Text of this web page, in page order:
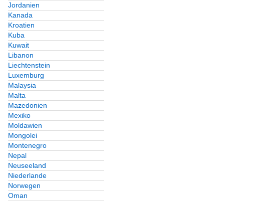
Jordanien
Kanada
Kroatien
Kuba
Kuwait
Libanon
Liechtenstein
Luxemburg
Malaysia
Malta
Mazedonien
Mexiko
Moldawien
Mongolei
Montenegro
Nepal
Neuseeland
Niederlande
Norwegen
Oman